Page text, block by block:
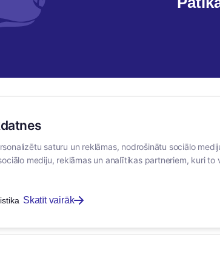
Par mums
Vakances
saturu un reklāmas, nodrošinātu sociālo
mediju, reklāmas un analītikas partneriem, kuri
Skatīt vairāk